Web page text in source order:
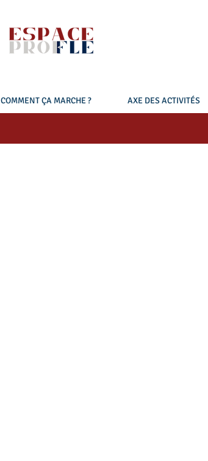
COMMENT ÇA MARCHE ? AXE DES ACTIVITÉS